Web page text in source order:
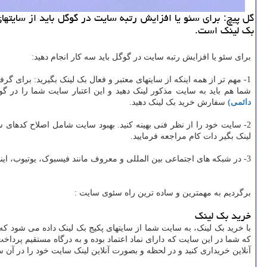
گل پیچ: برای سئو یا افزایش رتبه سایت در گوگل باید از
بك لینك است.
برای سئو یا افزایش رتبه سایت در گوگل باید سه کار انجام دهید:
1- مهم تر از همه اینکه از سایتهای معتبر و فعال بک لینک بگیرید: برای گرفتن بک لینک دو راه وجود دارد، راه ساده تر و سریعتر
شما هم باید به سایت مذکور لینک دهید و این اعتبار سایت شما را
دائمی) سفارش خرید بک لینک دهید.
2- سایت خود را از نظر فنی بهینه کنید. بهبود سایت شامل اصلاح کدهای سایت ،
لینک بگیر دات کام مراجعه فرمایید.
3- در شبکه های اجتماعی بین المللی و معروف مانند فیسبوک، یوتیوب، اینستاگرام و توئیتر برای سایتتان صفحه (یا کانال) ایجاد کنید و در سایتتان به صفحه شبکه اجتماعی لینک دهید.
برگردیم به مهمترین و ساده ترین راه سئوی سایت :
خرید بک لینک
با خرید بک لینک، به سایت شما از سایتهای پکیج بک لینک داده می
که شما در این سایت که دارای نماد اعتماد بوده و به درگاه مستقیم
آنلاین خریداری کنید و در لحظه و بصورت آنلاین لینک سایت خود را در آن